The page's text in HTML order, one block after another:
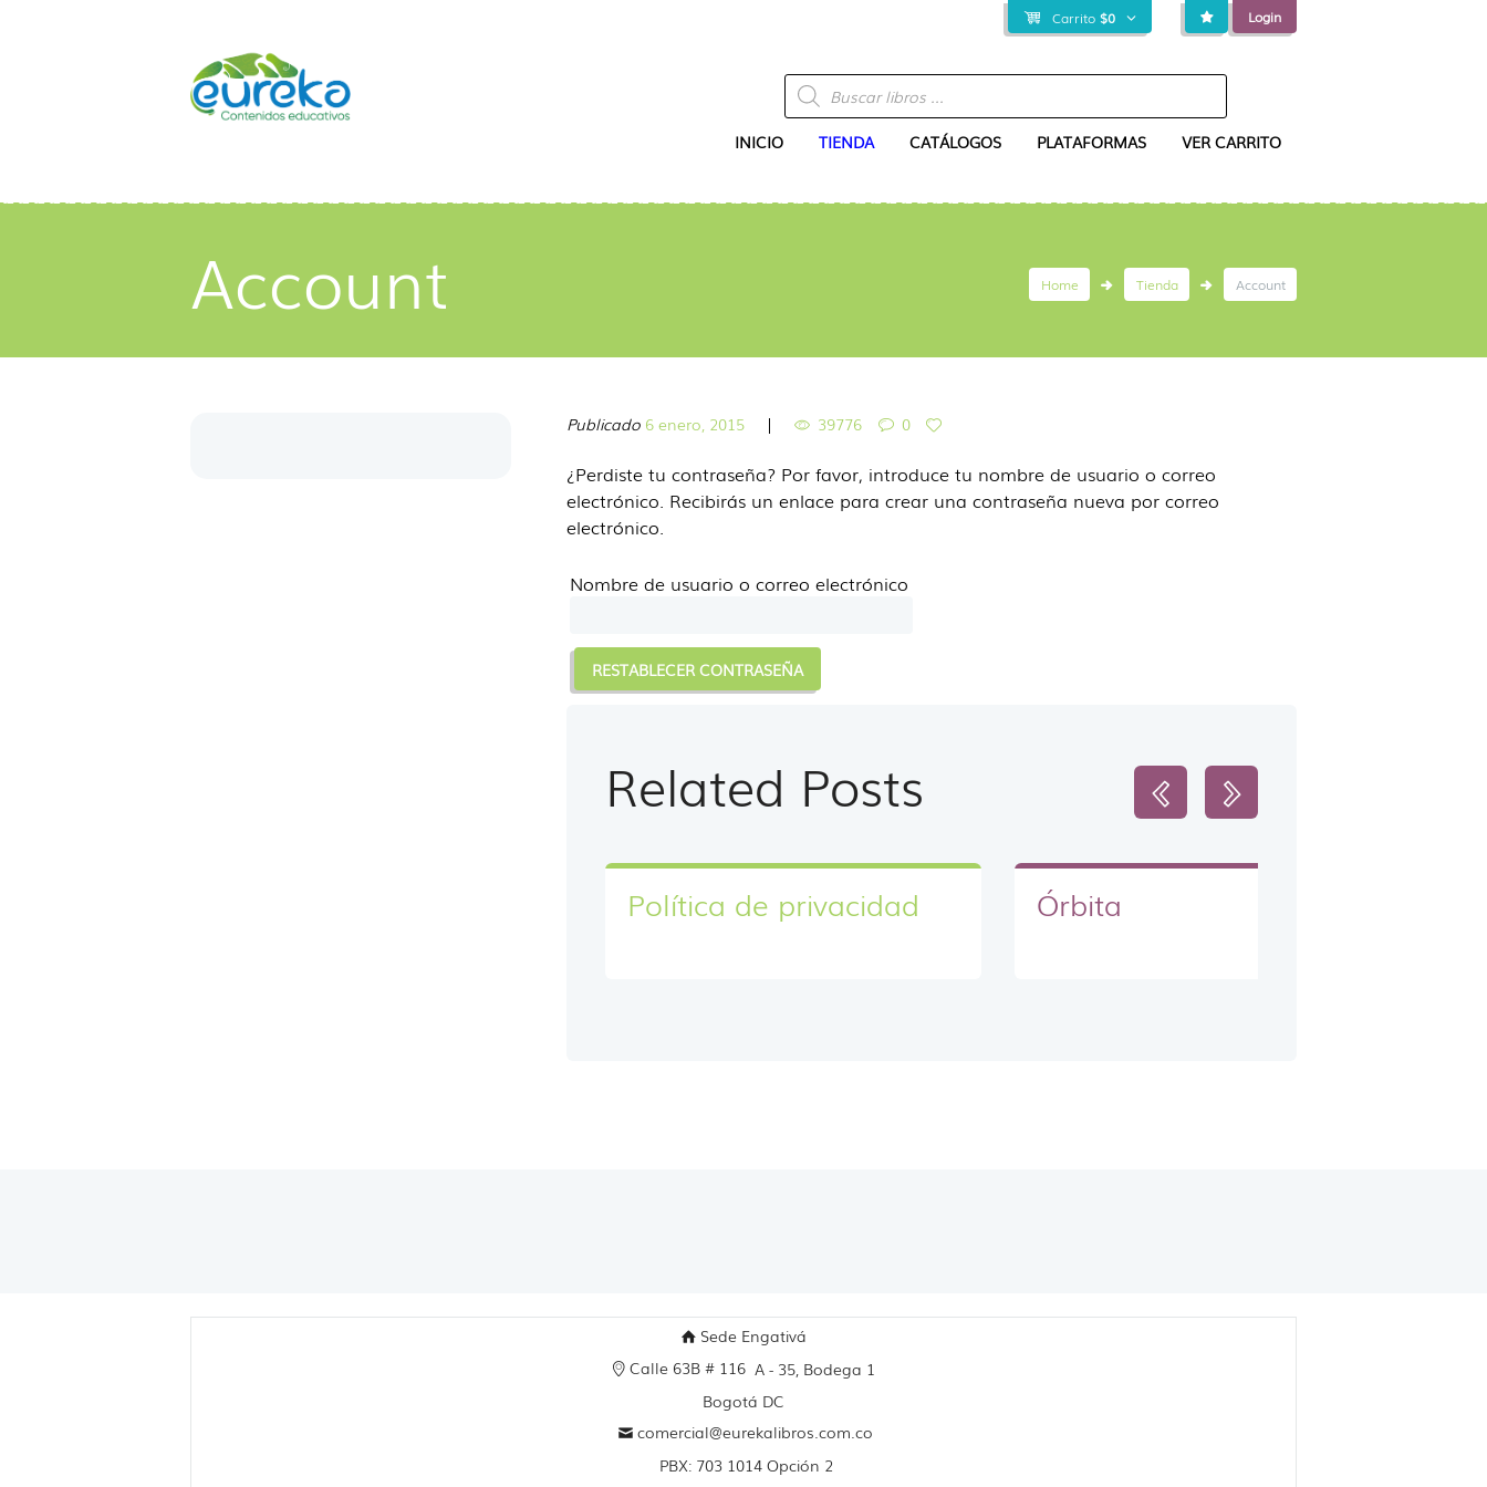
Carrito $0 Login
Búsqueda
de
productos
INICIO TIENDA CATÁLOGOS PLATAFORMAS VER CARRITO
Home Tienda Account
Account
Publicado 6 enero, 2015 39776 0
¿Perdiste tu contraseña? Por favor, introduce tu nombre de usuario o correo
electrónico. Recibirás un enlace para crear una contraseña nueva por correo
electrónico.
Nombre de usuario o correo electrónico
RESTABLECER CONTRASEÑA
Related Posts
Política de privacidad Órbita
Sede Engativá
Calle 63B # 116 A - 35, Bodega 1
Bogotá DC
comercial@eurekalibros.com.co
PBX: 703 1014 Opción 2